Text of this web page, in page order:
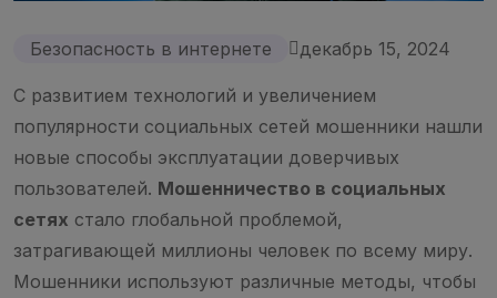
Безопасность в интернете декабрь 15, 2024
С развитием технологий и увеличением
популярности социальных сетей мошенники нашли
новые способы эксплуатации доверчивых
пользователей. Мошенничество в социальных
сетях стало глобальной проблемой,
затрагивающей миллионы человек по всему миру.
Мошенники используют различные методы, чтобы